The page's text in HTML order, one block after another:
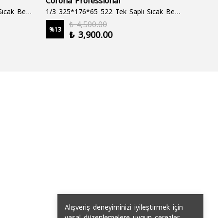
Alışveriş deneyiminizi iyileştirmek için
1/3 325*176*65 522 Çift Saplı Sıcak Bekletme Tepsisi 1/3 325*176*65 522 Tek Saplı Sıcak Bekletme Tepsisi
%13
₺ 4,500.00
₺ 3,900.00